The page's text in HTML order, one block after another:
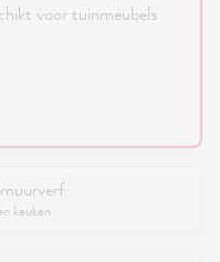
voor tuinmeubels
keuken